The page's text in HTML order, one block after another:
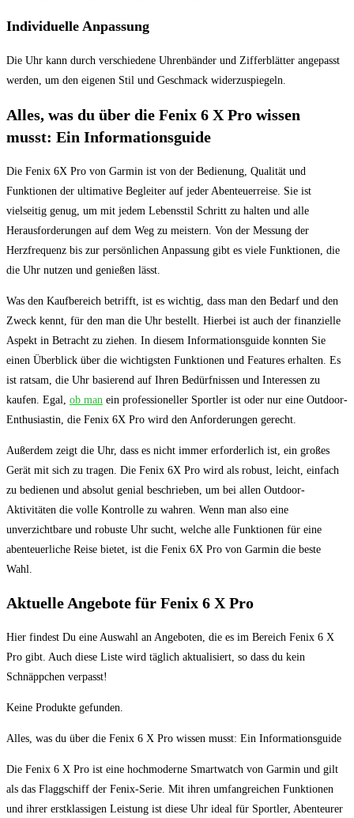
Individuelle Anpassung
Die Uhr kann ⁢durch verschiedene Uhrenbänder und​ Zifferblätter ​angepasst
werden, um den eigenen Stil und Geschmack ⁣widerzuspiegeln.
Alles, was du über die Fenix 6 X Pro wissen
musst: Ein Informationsguide
Die Fenix 6X Pro von Garmin ist von der Bedienung, Qualität und
Funktionen der ultimative Begleiter auf jeder Abenteuerreise. Sie ist
vielseitig ⁤genug, um mit⁢ jedem Lebensstil Schritt zu⁤ halten und alle
Herausforderungen auf dem Weg zu ⁣meistern. Von der Messung der
Herzfrequenz bis⁢ zur persönlichen Anpassung gibt es viele Funktionen, die
die⁣ Uhr nutzen‍ und genießen lässt.
Was‌ den Kaufbereich betrifft, ist es wichtig, dass man den Bedarf ‍und ​den‍
Zweck kennt, für den man ⁢die⁣ Uhr bestellt. Hierbei ist auch der finanzielle
Aspekt in‍ Betracht zu⁤ ziehen. In ​diesem Informationsguide konnten Sie
einen Überblick über die wichtigsten Funktionen und Features erhalten. ⁣Es
ist ratsam, die‌ Uhr basierend auf Ihren Bedürfnissen‍ und Interessen zu
kaufen. Egal, ob man ein professioneller Sportler ‌ist‌ oder nur eine Outdoor-
Enthusiastin, die Fenix 6X Pro wird den Anforderungen gerecht.
Außerdem zeigt die Uhr, dass ​es nicht ​immer erforderlich ist, ein großes
Gerät mit sich zu tragen. Die Fenix 6X Pro wird‍ als ‍robust, leicht,⁤ einfach
zu bedienen und absolut genial beschrieben, ⁣um bei allen ⁣Outdoor-
Aktivitäten ⁣die volle Kontrolle⁢ zu wahren.‍ Wenn man also eine
unverzichtbare und robuste Uhr sucht, welche alle ‌Funktionen⁤ für eine‍
abenteuerliche Reise bietet, ist‌ die Fenix 6X Pro von Garmin die beste
Wahl.
Aktuelle Angebote ‍für ⁣Fenix‍ 6​ X Pro
Hier findest Du eine Auswahl an Angeboten, die⁣ es im​ Bereich⁢ Fenix​ 6 X
Pro‍ gibt. Auch diese Liste wird ​täglich aktualisiert, so⁢ dass du ⁢kein
Schnäppchen verpasst!
Keine Produkte gefunden.
Alles, was⁢ du​ über die ‍Fenix 6 ‍X Pro wissen ‍musst:‍ Ein Informationsguide
Die Fenix 6⁣ X Pro ist eine hochmoderne Smartwatch von Garmin und gilt
als das Flaggschiff der Fenix-Serie. Mit ⁢ihren umfangreichen Funktionen
und ihrer​ erstklassigen Leistung ist diese Uhr⁣ ideal für Sportler,‌ Abenteurer